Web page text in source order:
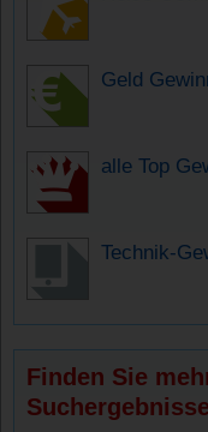
Geld
alle Top
Technik-
Finden Sie